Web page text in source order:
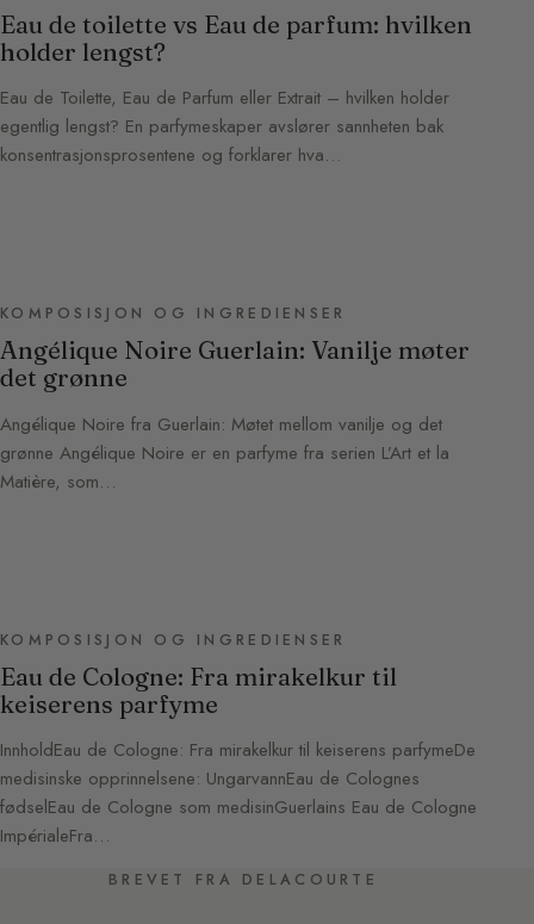
Eau de toilette vs Eau de parfum: hvilken
holder lengst?
Eau de Toilette, Eau de Parfum eller Extrait – hvilken holder
egentlig lengst? En parfymeskaper avslører sannheten bak
konsentrasjonsprosentene og forklarer hva…
KOMPOSISJON OG INGREDIENSER
Angélique Noire Guerlain: Vanilje møter
det grønne
Angélique Noire fra Guerlain: Møtet mellom vanilje og det
grønne Angélique Noire er en parfyme fra serien L’Art et la
Matière, som…
KOMPOSISJON OG INGREDIENSER
Eau de Cologne: Fra mirakelkur til
keiserens parfyme
InnholdEau de Cologne: Fra mirakelkur til keiserens parfymeDe
medisinske opprinnelsene: UngarvannEau de Colognes
fødselEau de Cologne som medisinGuerlains Eau de Cologne
ImpérialeFra…
BREVET FRA DELACOURTE